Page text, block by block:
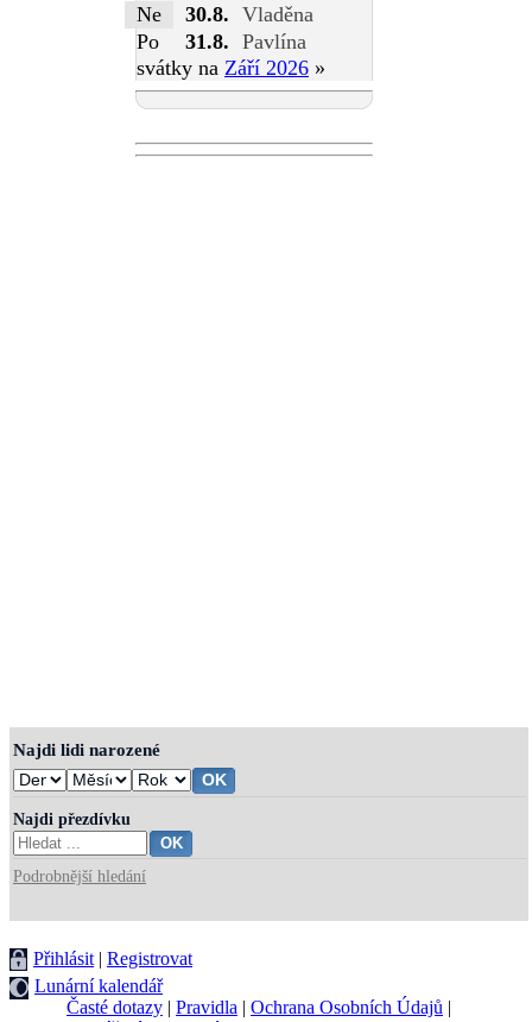
Ne
30.8. Vladěna
Po
31.8. Pavlína
svátky na Září 2026 »
Najdi lidi narozené
Najdi přezdívku
Podrobnější hledání
Přihlásit | Registrovat
Lunární kalendář
Časté dotazy | Pravidla | Ochrana Osobních Údajů |